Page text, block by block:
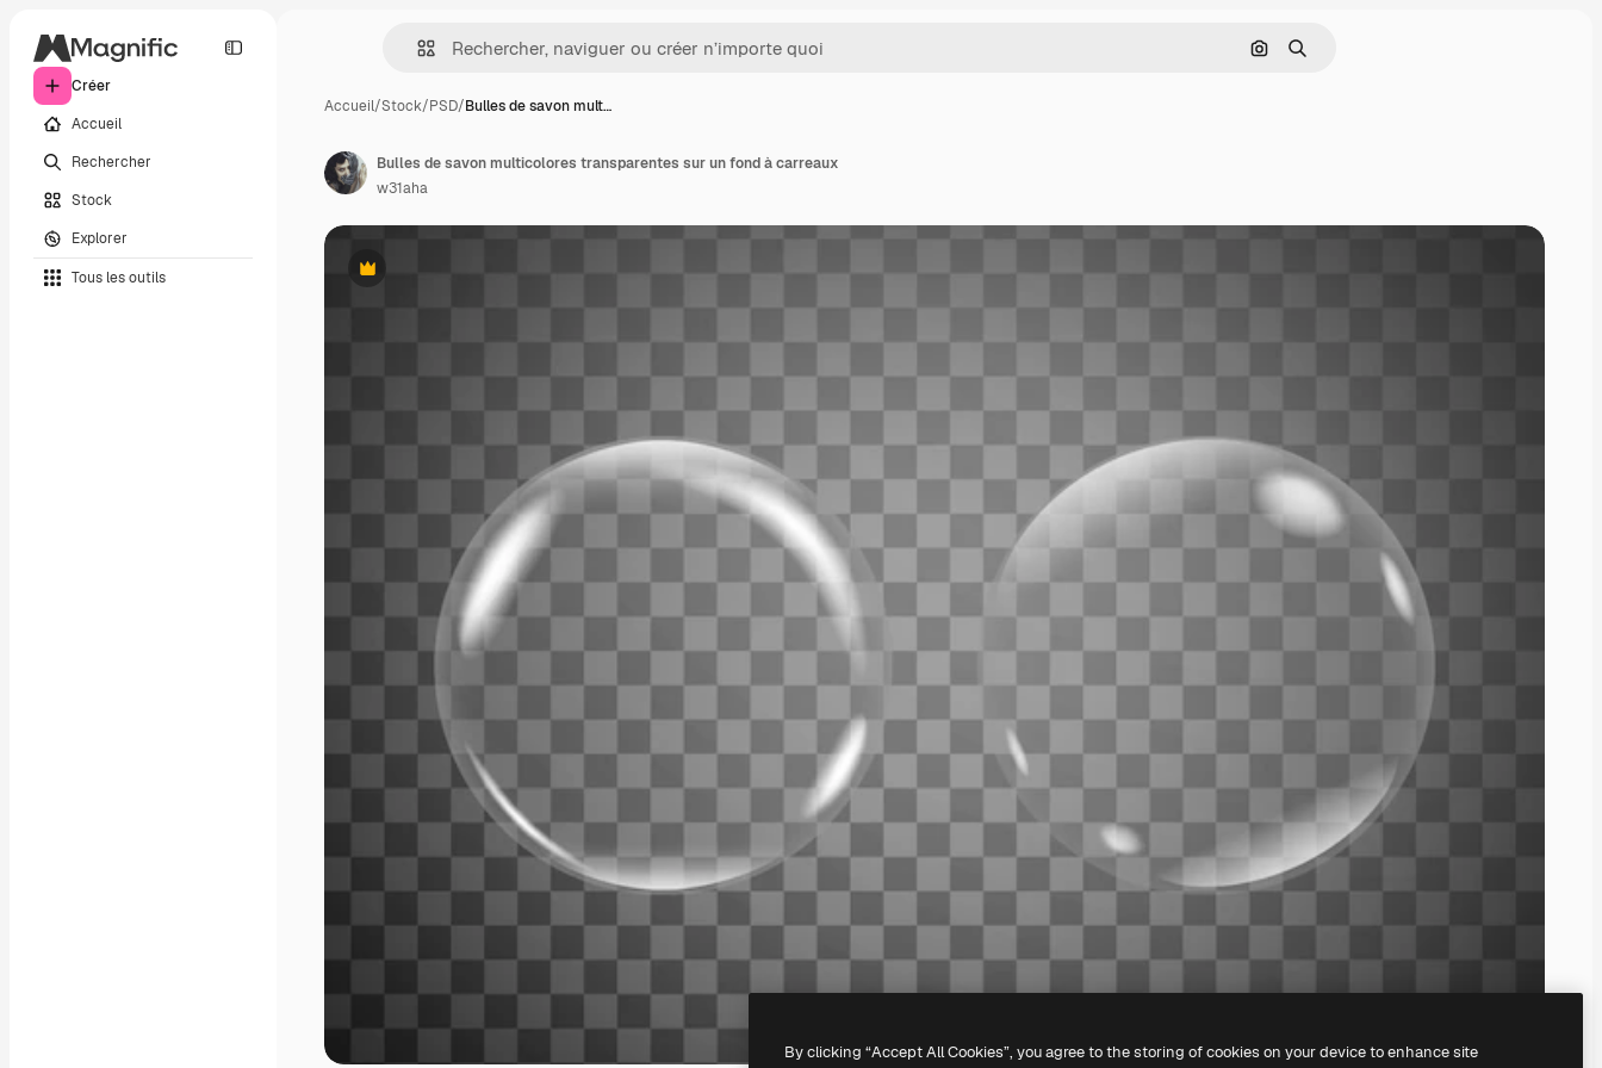
Créer
Accueil
Rechercher
Stock
Explorer
Tous les outils
Rechercher par image
Rechercher
Accueil/Stock/PSD/Bulles de savon mult…
Premium
Bulles de savon multicolores transparentes sur un fond à carreaux
w31aha
By clicking “Accept All Cookies”, you agree to the storing of cookies on your device to enhance site